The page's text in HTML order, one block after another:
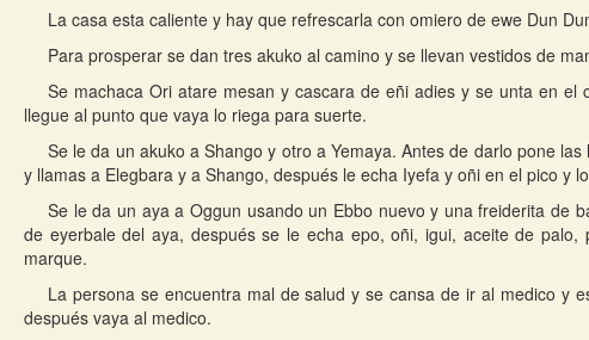
La casa esta caliente y hay que refrescarla con omiero de ewe Dun
Para prosperar se dan tres akuko al camino y se llevan vestidos de
Se machaca Ori atare mesan y cascara de eñi adies y se unta en el
llegue al punto que vaya lo riega para suerte.
Se le da un akuko a Shango y otro a Yemaya. Antes de darlo pone
y llamas a Elegbara y a Shango, después le echa Iyefa y oñi en el pico y
Se le da un aya a Oggun usando un Ebbo nuevo y una freiderita de
de eyerbale del aya, después se le echa epo, oñi, igui, aceite de
marque.
La persona se encuentra mal de salud y se cansa de ir al medico y
después vaya al medico.